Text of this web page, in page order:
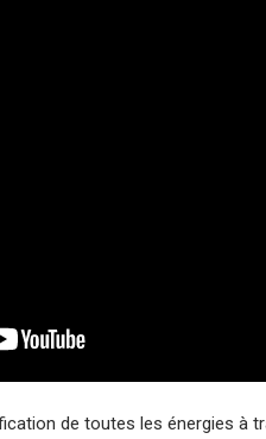
de toutes les énergies à